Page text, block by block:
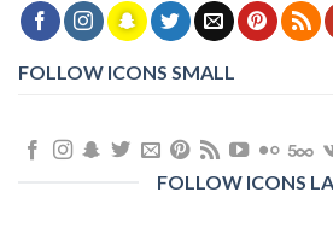
FOLLOW ICONS SMALL
FOLLOW ICONS